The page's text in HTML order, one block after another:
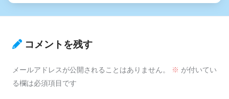
コメントを残す
メールアドレスが公開されることはありません。 ※ が付いてい
る欄は必須項目です